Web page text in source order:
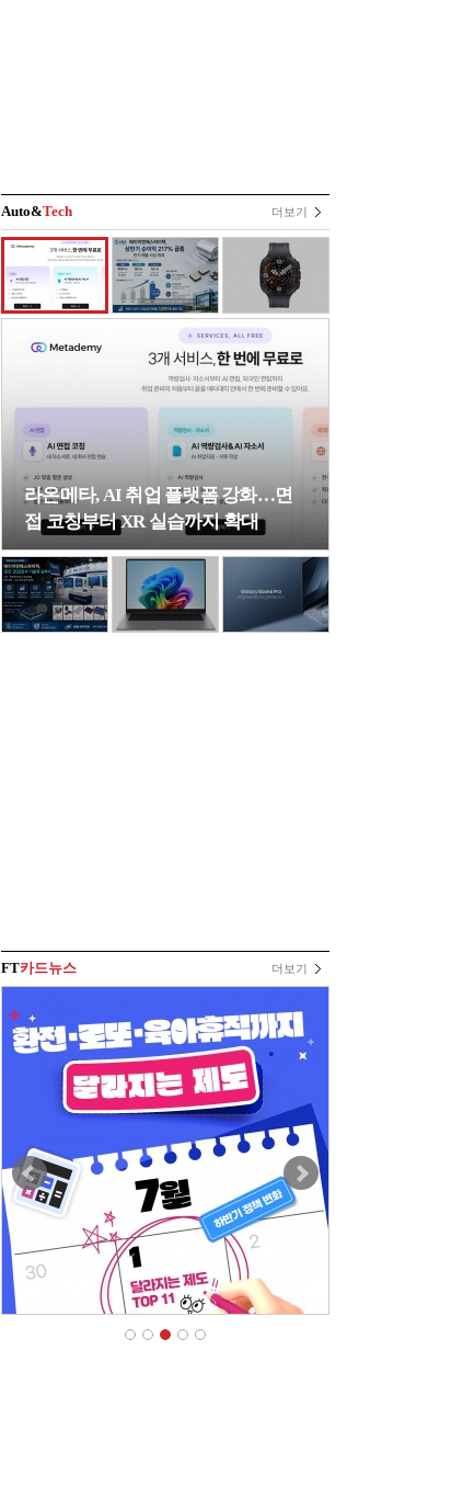
Auto&Tech 더보기
라온메타, AI 취업 플랫폼 강화…면
접 코칭부터 XR 실습까지 확대
FT카드뉴스 더보기